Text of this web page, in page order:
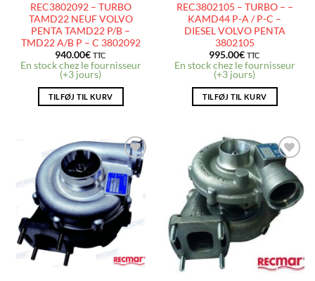
REC3802092 – TURBO
TAMD22 NEUF VOLVO
PENTA TAMD22 P/B –
TMD22 A/B P – C 3802092
940.00€ TTC
En stock chez le fournisseur
(+3 jours)
TILFØJ TIL KURV
REC3802105 – TURBO – –
KAMD44 P-A / P-C –
DIESEL VOLVO PENTA
3802105
995.00€ TTC
En stock chez le fournisseur
(+3 jours)
TILFØJ TIL KURV
AJOUTER
À LA
LISTE
D’ENVIES
AJOUTER
À LA
LISTE
D’ENVIES